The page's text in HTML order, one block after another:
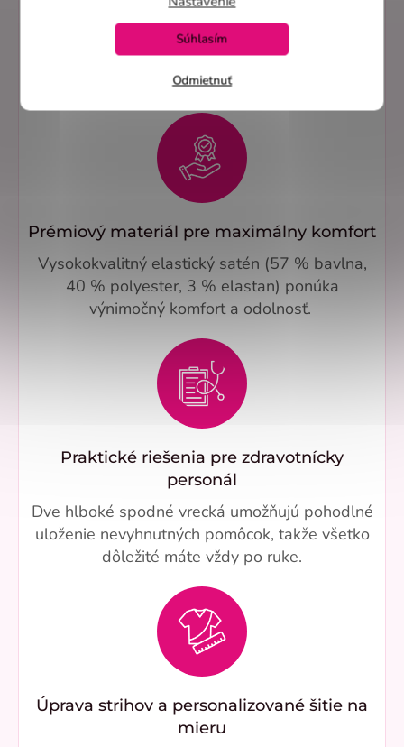
Odmietnuť
Súhlasím
moderným princes strihom, ktorý jemne
zvýrazňuje siluetu a zároveň pôsobí elegantne
a profesionálne v každom pracovnom prostredí.
Prémiový materiál pre maximálny komfort
Vysokokvalitný elastický satén (57 % bavlna,
40 % polyester, 3 % elastan) ponúka
výnimočný komfort a odolnosť.
Praktické riešenia pre zdravotnícky
personál
Dve hlboké spodné vrecká umožňujú pohodlné
uloženie nevyhnutných pomôcok, takže všetko
dôležité máte vždy po ruke.
Úprava strihov a personalizované šitie na
mieru